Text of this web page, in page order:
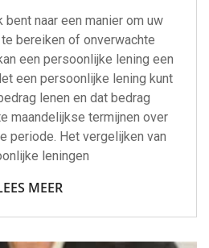
bent naar een manier om uw
bereiken of onverwachte
een persoonlijke lening een
een persoonlijke lening kunt
lenen en dat bedrag
maandelijkse termijnen over
periode. Het vergelijken van
leningen
MEER